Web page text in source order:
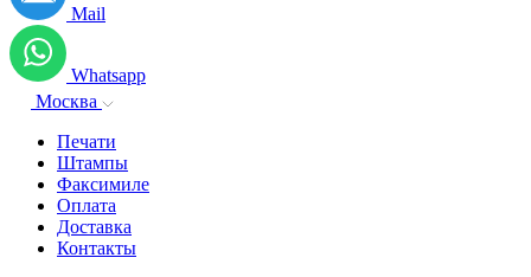
Mail
Whatsapp
Москва
Печати
Штампы
Факсимиле
Оплата
Доставка
Контакты